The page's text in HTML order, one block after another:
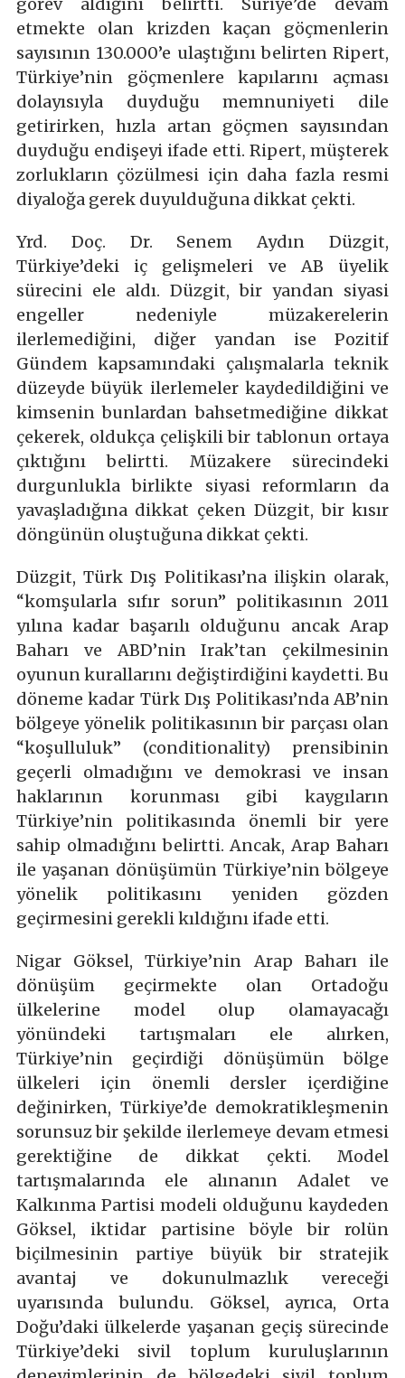
görev aldığını belirtti. Suriye’de devam
etmekte olan krizden kaçan göçmenlerin
sayısının 130.000’e ulaştığını belirten Ripert,
Türkiye’nin göçmenlere kapılarını açması
dolayısıyla duyduğu memnuniyeti dile
getirirken, hızla artan göçmen sayısından
duyduğu endişeyi ifade etti. Ripert, müşterek
zorlukların çözülmesi için daha fazla resmi
diyaloğa gerek duyulduğuna dikkat çekti.
Yrd. Doç. Dr. Senem Aydın Düzgit,
Türkiye’deki iç gelişmeleri ve AB üyelik
sürecini ele aldı. Düzgit, bir yandan siyasi
engeller nedeniyle müzakerelerin
ilerlemediğini, diğer yandan ise Pozitif
Gündem kapsamındaki çalışmalarla teknik
düzeyde büyük ilerlemeler kaydedildiğini ve
kimsenin bunlardan bahsetmediğine dikkat
çekerek, oldukça çelişkili bir tablonun ortaya
çıktığını belirtti. Müzakere sürecindeki
durgunlukla birlikte siyasi reformların da
yavaşladığına dikkat çeken Düzgit, bir kısır
döngünün oluştuğuna dikkat çekti.
Düzgit, Türk Dış Politikası’na ilişkin olarak,
“komşularla sıfır sorun” politikasının 2011
yılına kadar başarılı olduğunu ancak Arap
Baharı ve ABD’nin Irak’tan çekilmesinin
oyunun kurallarını değiştirdiğini kaydetti. Bu
döneme kadar Türk Dış Politikası’nda AB’nin
bölgeye yönelik politikasının bir parçası olan
“koşulluluk” (conditionality) prensibinin
geçerli olmadığını ve demokrasi ve insan
haklarının korunması gibi kaygıların
Türkiye’nin politikasında önemli bir yere
sahip olmadığını belirtti. Ancak, Arap Baharı
ile yaşanan dönüşümün Türkiye’nin bölgeye
yönelik politikasını yeniden gözden
geçirmesini gerekli kıldığını ifade etti.
Nigar Göksel, Türkiye’nin Arap Baharı ile
dönüşüm geçirmekte olan Ortadoğu
ülkelerine model olup olamayacağı
yönündeki tartışmaları ele alırken,
Türkiye’nin geçirdiği dönüşümün bölge
ülkeleri için önemli dersler içerdiğine
değinirken, Türkiye’de demokratikleşmenin
sorunsuz bir şekilde ilerlemeye devam etmesi
gerektiğine de dikkat çekti. Model
tartışmalarında ele alınanın Adalet ve
Kalkınma Partisi modeli olduğunu kaydeden
Göksel, iktidar partisine böyle bir rolün
biçilmesinin partiye büyük bir stratejik
avantaj ve dokunulmazlık vereceği
uyarısında bulundu. Göksel, ayrıca, Orta
Doğu’daki ülkelerde yaşanan geçiş sürecinde
Türkiye’deki sivil toplum kuruluşlarının